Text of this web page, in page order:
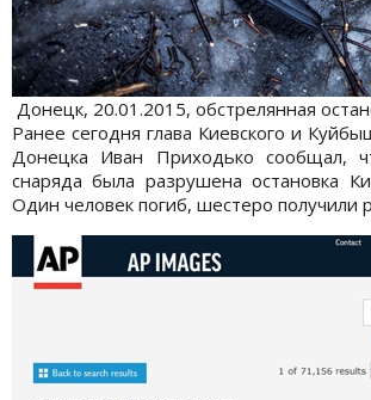
Донецк, 20.01.2015, обстрелянная
Ранее сегодня глава Киевского и
Донецка Иван Приходько сообщал,
снаряда была разрушена остановка
Один человек погиб, шестеро получили